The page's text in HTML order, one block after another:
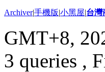
Archiver|手機版|小黑屋|台灣
GMT+8,
3 queries ,